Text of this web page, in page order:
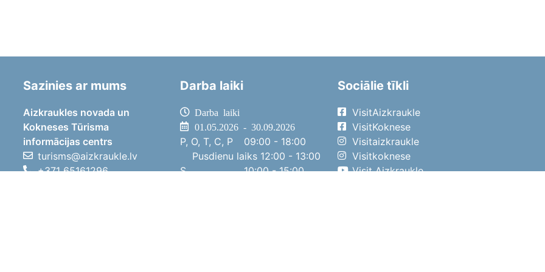
Sazinies ar mums
Aizkraukles novada un
Kokneses Tūrisma
informācijas centrs
turisms@aizkraukle.lv
+371 65161296
Darba laiki
Darba laiki
01.05.2026 - 30.09.2026
P, O, T, C, P
09:00 - 18:00
Pusdienu laiks 12:00 - 13:00
S
10:00 - 15:00
Sociālie tīkli
VisitAizkraukle
VisitKoknese
Visitaizkraukle
Visitkoknese
Visit Aizkraukle